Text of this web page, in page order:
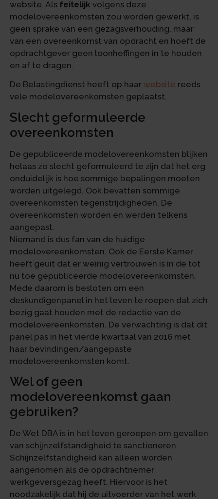
website. Als feitelijk volgens deze
modelovereenkomsten zou worden gewerkt, is
geen sprake van een gezagsverhouding, maar
van een overeenkomst van opdracht en hoeft de
opdrachtgever geen loonheffingen in te houden
en af te dragen.
De Belastingdienst heeft op haar website reeds
vele modelovereenkomsten geplaatst.
Slecht geformuleerde
overeenkomsten
De gepubliceerde modelovereenkomsten blijken
helaas zo slecht geformuleerd te zijn dat het erg
onduidelijk is hoe sommige bepalingen moeten
worden uitgelegd. Ook bevatten sommige
overeenkomsten tegenstrijdigheden. De
overeenkomsten worden en werden telkens
aangepast.
Niemand is dus fan van de huidige
modelovereenkomsten. Ook de Eerste Kamer
heeft geuit dat er weinig vertrouwen is in de tot
nu toe gepubliceerde modelovereenkomsten.
Mede daarom is besloten om een
deskundigenpanel in het leven te roepen dat zich
bezig gaat houden met de redactie van de
modelovereenkomsten. De verwachting is dat dit
panel pas in het vierde kwartaal van 2016 met
haar bevindingen/aangepaste
modelovereenkomsten komt.
Wel of geen
modelovereenkomst gaan
gebruiken?
De Wet DBA is in het leven geroepen om gevallen
van schijnzelfstandigheid te sanctioneren.
Schijnzelfstandigheid kan alleen worden
aangenomen als de opdrachtnemer
werkgeversgezag heeft. Hiervoor is het
noodzakelijk dat hij de uitvoerder van het werk